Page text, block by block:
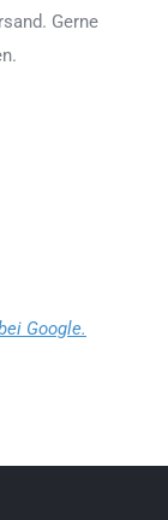
Gerne
Google.